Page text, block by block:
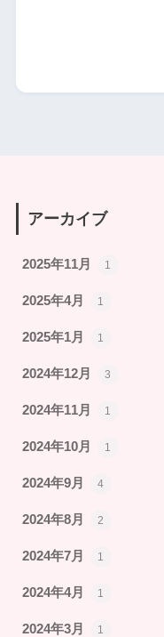
アーカイブ
2025年11月 1
2025年4月 1
2025年1月 1
2024年12月 3
2024年11月 1
2024年10月 1
2024年9月 4
2024年8月 2
2024年7月 1
2024年4月 1
2024年3月 1